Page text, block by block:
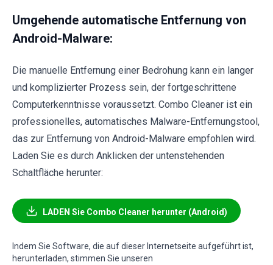
Umgehende automatische Entfernung von
Android-Malware:
Die manuelle Entfernung einer Bedrohung kann ein langer
und komplizierter Prozess sein, der fortgeschrittene
Computerkenntnisse voraussetzt. Combo Cleaner ist ein
professionelles, automatisches Malware-Entfernungstool,
das zur Entfernung von Android-Malware empfohlen wird.
Laden Sie es durch Anklicken der untenstehenden
Schaltfläche herunter:
LADEN Sie Combo Cleaner herunter (Android)
Indem Sie Software, die auf dieser Internetseite aufgeführt ist,
herunterladen, stimmen Sie unseren